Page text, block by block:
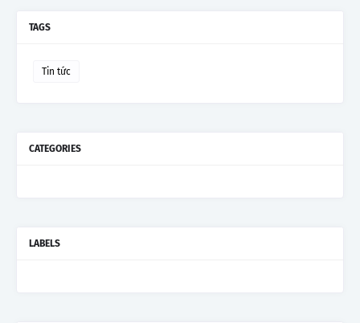
TAGS
Tin tức
CATEGORIES
LABELS